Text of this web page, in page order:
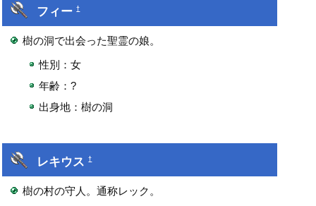
フィー†
樹の洞で出会った聖霊の娘。
性別：女
年齢：?
出身地：樹の洞
レキウス†
樹の村の守人。通称レック。